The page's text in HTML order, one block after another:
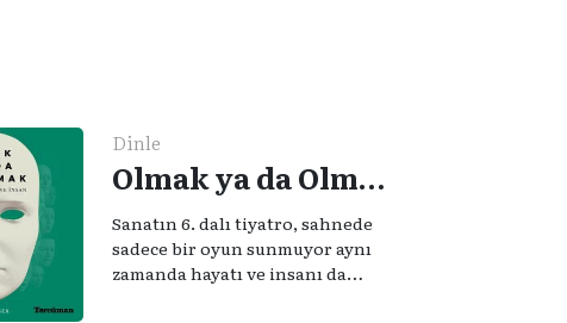
Dinle
Olmak ya da Olmamak - Tiyatro, Hayat ve İnsan
Sanatın 6. dalı tiyatro, sahnede
sadece bir oyun sunmuyor aynı
zamanda hayatı ve insanı da